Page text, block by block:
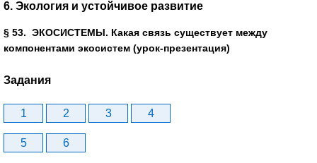
6. Экология и устойчивое развитие
§ 53. ЭКОСИСТЕМЫ. Какая связь существует между
компонентами экосистем (урок-презентация)
Задания
1 2 3 4
5 6